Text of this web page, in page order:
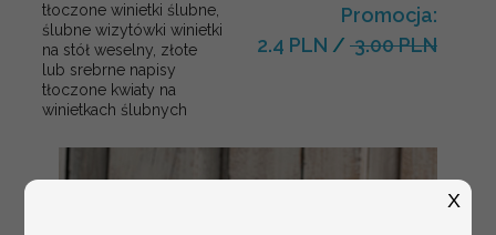
tłoczone winietki ślubne,
ślubne wizytówki winietki
na stół weselny, złote
lub srebrne napisy
tłoczone kwiaty na
winietkach ślubnych
Promocja:
2.4 PLN / 3.00 PLN
X